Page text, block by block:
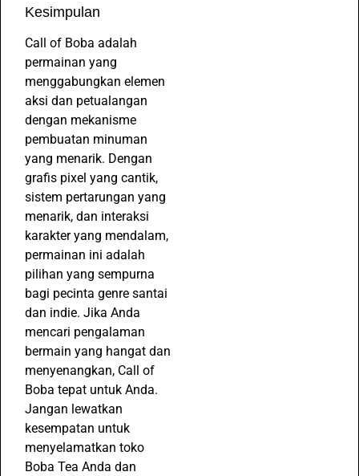
Kesimpulan
Call of Boba adalah
permainan yang
menggabungkan elemen
aksi dan petualangan
dengan mekanisme
pembuatan minuman
yang menarik. Dengan
grafis pixel yang cantik,
sistem pertarungan yang
menarik, dan interaksi
karakter yang mendalam,
permainan ini adalah
pilihan yang sempurna
bagi pecinta genre santai
dan indie. Jika Anda
mencari pengalaman
bermain yang hangat dan
menyenangkan, Call of
Boba tepat untuk Anda.
Jangan lewatkan
kesempatan untuk
menyelamatkan toko
Boba Tea Anda dan